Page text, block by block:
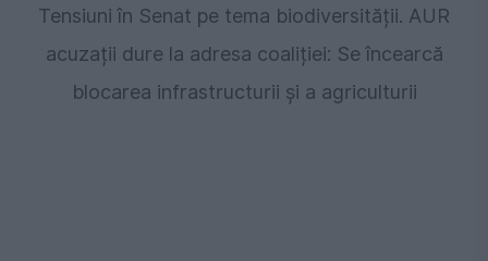
Tensiuni în Senat pe tema biodiversității. AUR
acuzații dure la adresa coaliției: Se încearcă
blocarea infrastructurii și a agriculturii